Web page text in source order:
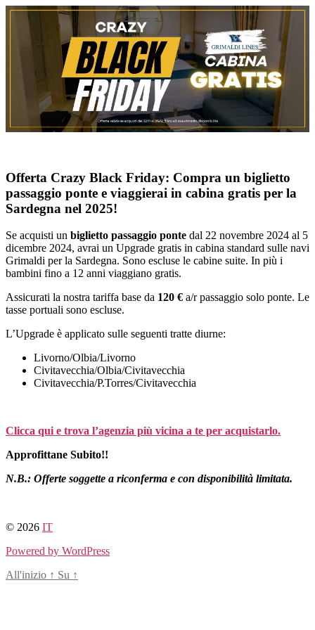
Salta
Offerta Crazy Black Friday: Compra un biglietto
passaggio ponte e viaggierai in cabina gratis per la
Sardegna nel 2025!
Se acquisti un biglietto passaggio ponte dal 22 novembre 2024 al 5
dicembre 2024, avrai un Upgrade gratis in cabina standard sulle navi
Grimaldi per la Sardegna. Sono escluse le cabine suite. In più i
bambini fino a 12 anni viaggiano gratis.
Assicurati la nostra tariffa base da 120 € a/r passaggio solo ponte. Le
tasse portuali sono escluse.
L’Upgrade è applicato sulle seguenti tratte diurne:
Livorno/Olbia/Livorno
Civitavecchia/Olbia/Civitavecchia
Civitavecchia/P.Torres/Civitavecchia
Clicca qui e trova l’agenzia più vicina a te per acquistarlo.
Approfittane Subito!!
N.B.: Offerte soggette a riconferma e con disponibilità limitata.
© 2026 IT
Powered by WordPress
All'inizio ↑ Su ↑